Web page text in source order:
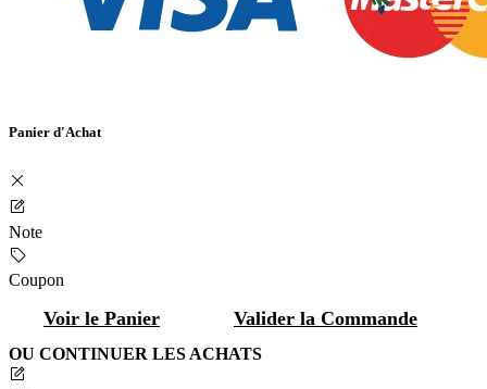
Panier d'Achat
Note
Coupon
Voir le Panier Valider la Commande
OU CONTINUER LES ACHATS